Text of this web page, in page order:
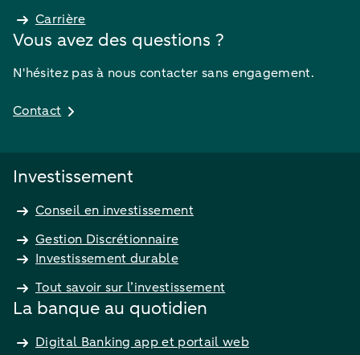
Carrière
Vous avez des questions ?
N'hésitez pas à nous contacter sans engagement.
Contact
Investissement
Conseil en investissement
Gestion Discrétionnaire
Investissement durable
Tout savoir sur l’investissement
La banque au quotidien
Digital Banking app et portail web